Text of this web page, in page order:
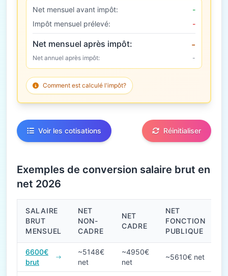
Net mensuel avant impôt:
-
Impôt mensuel prélevé:
-
Net mensuel après impôt: -
Net annuel après impôt: -
Comment est calculé l'impôt?
Voir les cotisations Réinitialiser
Exemples de conversion salaire brut en
net 2026
Conversions de salaire brut en net en 2026
SALAIRE
BRUT
MENSUEL
NET
NON-
CADRE
NET
CADRE
NET
FONCTION
PUBLIQUE
6600€
brut
~5148€
net
~4950€
net
~5610€ net